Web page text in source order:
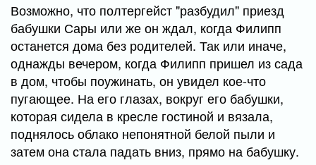
Возможно, что полтергейст "разбудил" приезд
бабушки Сары или же он ждал, когда Филипп
останется дома без родителей. Так или иначе,
однажды вечером, когда Филипп пришел из сада
в дом, чтобы поужинать, он увидел кое-что
пугающее. На его глазах, вокруг его бабушки,
которая сидела в кресле гостиной и вязала,
поднялось облако непонятной белой пыли и
затем она стала падать вниз, прямо на бабушку.